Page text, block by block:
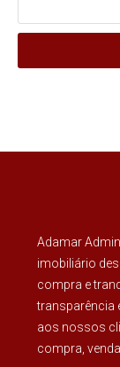
Adamar
imobiliário
compra e
transparência
aos nossos
compra,